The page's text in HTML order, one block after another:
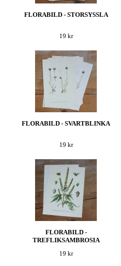
FLORABILD - STORSYSSLA
19 kr
FLORABILD - SVARTBLINKA
19 kr
FLORABILD -
TREFLIKSAMBROSIA
19 kr